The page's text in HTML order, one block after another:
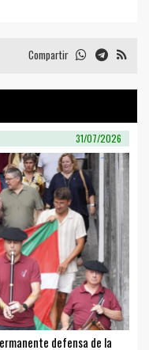
Compartir
31/07/2026
defensa de la